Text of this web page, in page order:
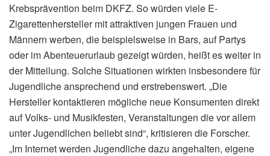
Krebsprävention beim DKFZ. So würden viele E-
Zigarettenhersteller mit attraktiven jungen Frauen und
Männern werben, die beispielsweise in Bars, auf Partys
oder im Abenteuerurlaub gezeigt würden, heißt es weiter in
der Mitteilung. Solche Situationen wirkten insbesondere für
Jugendliche ansprechend und erstrebenswert. „Die
Hersteller kontaktieren mögliche neue Konsumenten direkt
auf Volks- und Musikfesten, Veranstaltungen die vor allem
unter Jugendlichen beliebt sind“, kritisieren die Forscher.
„Im Internet werden Jugendliche dazu angehalten, eigene